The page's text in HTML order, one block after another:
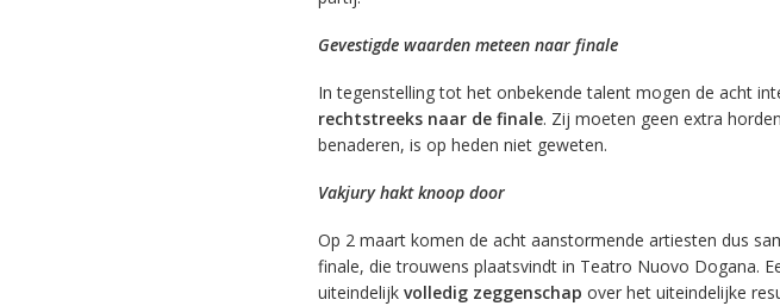
Gevestigde waarden meteen naar finale
In tegenstelling tot het onbekende talent mogen de acht
rechtstreeks naar de finale. Zij moeten geen extra
benaderen, is op heden niet geweten.
Vakjury hakt knoop door
Op 2 maart komen de acht aanstormende artiesten dus
finale, die trouwens plaatsvindt in Teatro Nuovo Dogana.
uiteindelijk volledig zeggenschap over het uiteindelijke